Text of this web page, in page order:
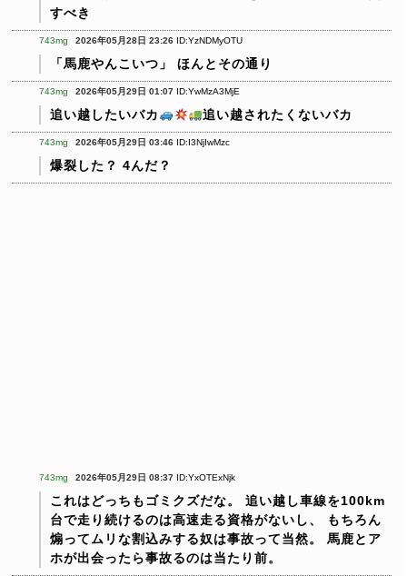
すべき
743mg 2026年05月28日 23:26 ID:YzNDMyOTU
「馬鹿やんこいつ」 ほんとその通り
743mg 2026年05月29日 01:07 ID:YwMzA3MjE
追い越したいバカ 追い越されたくないバカ
743mg 2026年05月29日 03:46 ID:I3NjIwMzc
爆裂した？ 4んだ？
743mg 2026年05月29日 08:37 ID:YxOTExNjk
これはどっちもゴミクズだな。
追い越し車線を100km
台で走り続けるのは高速走る資格がないし、
もちろん
煽ってムリな割込みする奴は事故って当然。
馬鹿とア
ホが出会ったら事故るのは当たり前。